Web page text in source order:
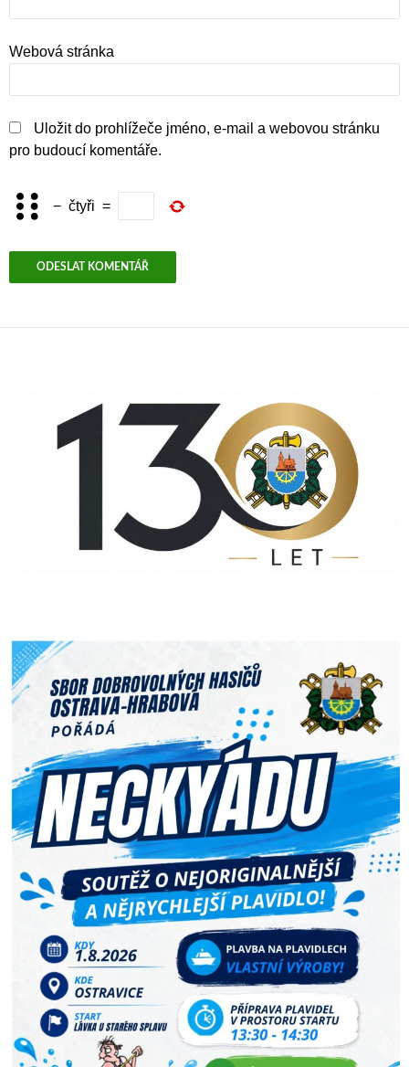
Webová stránka
Uložit do prohlížeče jméno, e-mail a webovou stránku
pro budoucí komentáře.
− čtyři =